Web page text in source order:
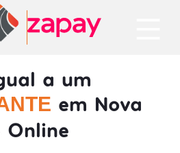
a um
em Nova
Online